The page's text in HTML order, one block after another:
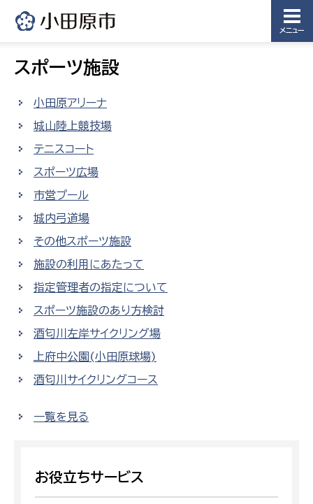
メニュー
スポーツ施設
小田原アリーナ
城山陸上競技場
テニスコート
スポーツ広場
市営プール
城内弓道場
その他スポーツ施設
施設の利用にあたって
指定管理者の指定について
スポーツ施設のあり方検討
酒匂川左岸サイクリング場
上府中公園(小田原球場)
酒匂川サイクリングコース
一覧を見る
お役立ちサービス